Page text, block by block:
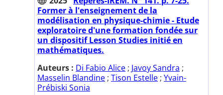
Former à l'enseignement de la
modélisation en physique-chimie - Etude
exploratoire d'une formation fondée sur
un dispositif Lesson Studies initié en
mathématiques.
Auteurs : Di Fabio Alice ; Javoy Sandra ;
Masselin Blandine ; Tison Estelle ; Yvain-
Prébiski Sonia